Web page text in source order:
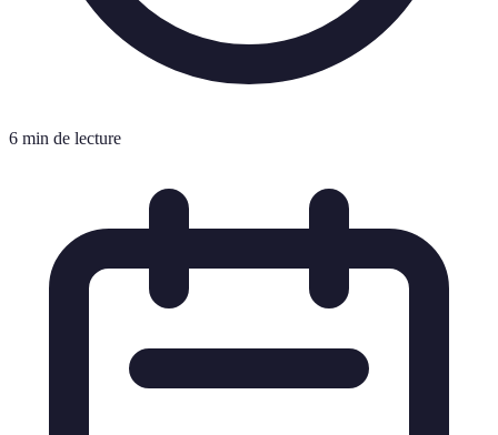
6 min de lecture